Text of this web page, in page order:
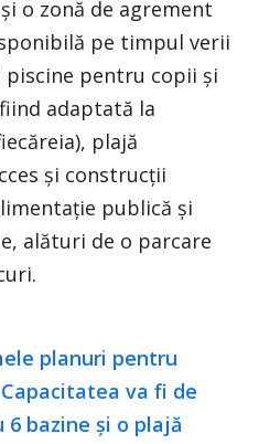
o zonă de agrement
pe timpul verii
piscine pentru copii și
adaptată la
plajă
și construcții
publică și
alături de o parcare